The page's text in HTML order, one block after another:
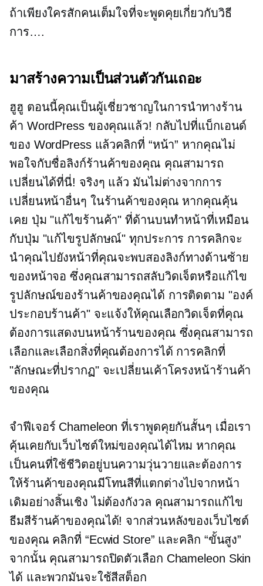
ถ้าเพียงใครสักคนเต็มใจที่จะพูดคุยเกี่ยวกับวิธี
การ….
มาสร้างความเป็นส่วนตัวกันเถอะ
ฮูฮู ตอนนี้คุณเป็นผู้เชี่ยวชาญในการนำทางร้าน
ค้า WordPress ของคุณแล้ว! กลับไปที่แบ็กเอนด์
ของ WordPress แล้วคลิกที่ “หน้า” หากคุณไม่
พอใจกับชื่อลิงก์ร้านค้าของคุณ คุณสามารถ
เปลี่ยนได้ที่นี่! จริงๆ แล้ว มันไม่ต่างจากการ
เปลี่ยนหน้าอื่นๆ ในร้านค้าของคุณ หากคุณคุ้น
เคย ปุ่ม "แก้ไขร้านค้า" ที่ด้านบนทำหน้าที่เหมือน
กับปุ่ม "แก้ไขรูปลักษณ์" ทุกประการ การคลิกจะ
นำคุณไปยังหน้าที่คุณจะพบสองลิงก์ทางด้านซ้าย
ของหน้าจอ ซึ่งคุณสามารถสลับวิดเจ็ตหรือแก้ไข
รูปลักษณ์ของร้านค้าของคุณได้ การติดตาม "องค์
ประกอบร้านค้า" จะแจ้งให้คุณเลือกวิดเจ็ตที่คุณ
ต้องการแสดงบนหน้าร้านของคุณ ซึ่งคุณสามารถ
เลือกและเลือกสิ่งที่คุณต้องการได้ การคลิกที่
"ลักษณะที่ปรากฏ" จะเปลี่ยนเค้าโครงหน้าร้านค้า
ของคุณ
จำฟีเจอร์ Chameleon ที่เราพูดคุยกันสั้นๆ เมื่อเรา
คุ้นเคยกับเว็บไซต์ใหม่ของคุณได้ไหม หากคุณ
เป็นคนที่ใช้ชีวิตอยู่บนความวุ่นวายและต้องการ
ให้ร้านค้าของคุณมีโทนสีที่แตกต่างไปจากหน้า
เดิมอย่างสิ้นเชิง ไม่ต้องกังวล คุณสามารถแก้ไข
ธีมสีร้านค้าของคุณได้! จากส่วนหลังของเว็บไซต์
ของคุณ คลิกที่ “Ecwid Store” และคลิก “ขั้นสูง”
จากนั้น คุณสามารถปิดตัวเลือก Chameleon Skin
ได้ และพวกมันจะใช้สีสต็อก